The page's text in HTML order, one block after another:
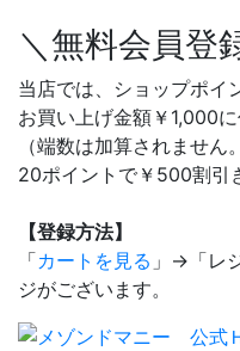
＼無料会員登
当店では、ショップポイ
お買い上げ金額￥1,000
（端数は加算されません
20ポイントで￥500割引
【登録方法】
「カートを見る 」→「レ
ジがございます。